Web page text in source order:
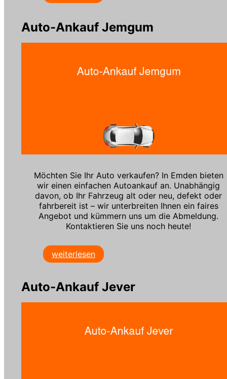
Auto-Ankauf Jemgum
Möchten Sie Ihr Auto verkaufen? In Emden bieten
wir einen einfachen Autoankauf an. Unabhängig
davon, ob Ihr Fahrzeug alt oder neu, defekt oder
fahrbereit ist – wir unterbreiten Ihnen ein faires
Angebot und kümmern uns um die Abmeldung.
Kontaktieren Sie uns noch heute!
weiterlesen
Auto-Ankauf Jever